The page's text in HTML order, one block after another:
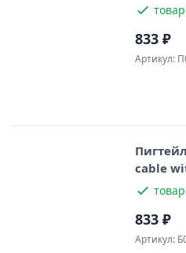
833 ₽
Артикул:
cable
Female
833 ₽
Артикул: